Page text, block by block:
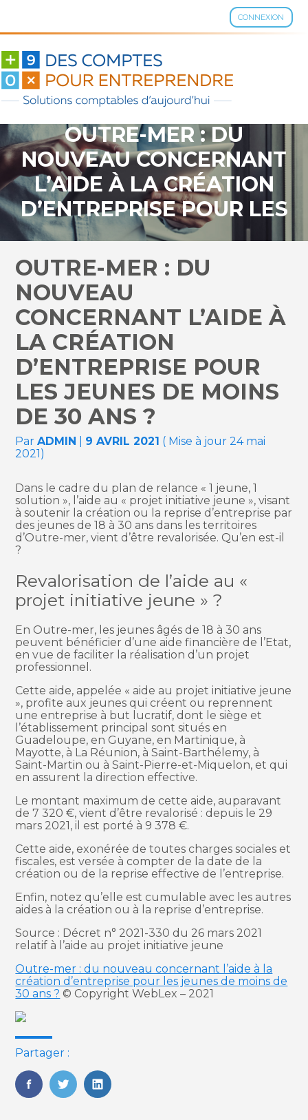
CONNEXION
Aller
contenu
OUTRE-MER : DU
NOUVEAU CONCERNANT
L’AIDE À LA CRÉATION
D’ENTREPRISE POUR LES
JEUNES DE MOINS DE 30
ANS ?
OUTRE-MER : DU
NOUVEAU
CONCERNANT L’AIDE À
LA CRÉATION
D’ENTREPRISE POUR
LES JEUNES DE MOINS
DE 30 ANS ?
ParADMIN 9 AVRIL 2021 ( Mise à jour 24 mai
2021)
Dans le cadre du plan de relance « 1 jeune, 1
solution », l’aide au « projet initiative jeune », visant
à soutenir la création ou la reprise d’entreprise par
des jeunes de 18 à 30 ans dans les territoires
d’Outre-mer, vient d’être revalorisée. Qu’en est-il
?
Revalorisation de l’aide au «
projet initiative jeune » ?
En Outre-mer, les jeunes âgés de 18 à 30 ans
peuvent bénéficier d’une aide financière de l’Etat,
en vue de faciliter la réalisation d’un projet
professionnel.
Cette aide, appelée « aide au projet initiative jeune
», profite aux jeunes qui créent ou reprennent
une entreprise à but lucratif, dont le siège et
l’établissement principal sont situés en
Guadeloupe, en Guyane, en Martinique, à
Mayotte, à La Réunion, à Saint-Barthélemy, à
Saint-Martin ou à Saint-Pierre-et-Miquelon, et qui
en assurent la direction effective.
Le montant maximum de cette aide, auparavant
de 7 320 €, vient d’être revalorisé : depuis le 29
mars 2021, il est porté à 9 378 €.
Cette aide, exonérée de toutes charges sociales et
fiscales, est versée à compter de la date de la
création ou de la reprise effective de l’entreprise.
Enfin, notez qu’elle est cumulable avec les autres
aides à la création ou à la reprise d’entreprise.
Source : Décret n° 2021-330 du 26 mars 2021
relatif à l’aide au projet initiative jeune
Outre-mer : du nouveau concernant l’aide à la
création d’entreprise pour les jeunes de moins de
30 ans ? © Copyright WebLex – 2021
Partager :
FaceBook
TwitterLinkedIn